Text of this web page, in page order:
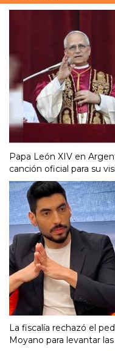
Papa León XIV en
canción oficial para su
La fiscalía rechazó el
Moyano para levantar